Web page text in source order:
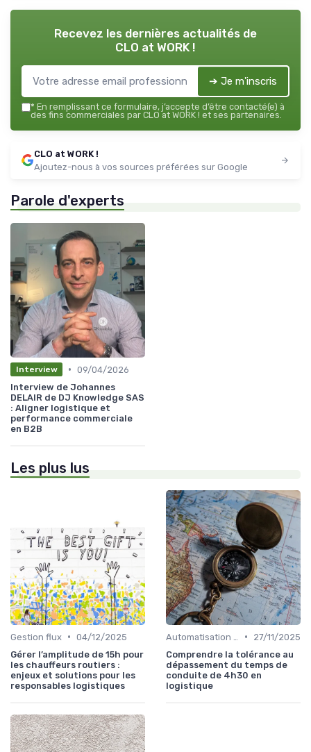
Recevez les dernières actualités de
CLO at WORK !
➔ Je m'inscris
* En remplissant ce formulaire, j’accepte d’être contacté(e) à
des fins commerciales par CLO at WORK ! et ses partenaires.
CLO at WORK !
Ajoutez-nous à vos sources préférées sur Google
Parole d'experts
Interview • 09/04/2026
Interview de Johannes
DELAIR de DJ Knowledge SAS
: Aligner logistique et
performance commerciale
en B2B
Les plus lus
Gestion flux • 04/12/2025
Gérer l’amplitude de 15h pour
les chauffeurs routiers :
enjeux et solutions pour les
responsables logistiques
•
27/11/2025
Comprendre la tolérance au
dépassement du temps de
conduite de 4h30 en
logistique